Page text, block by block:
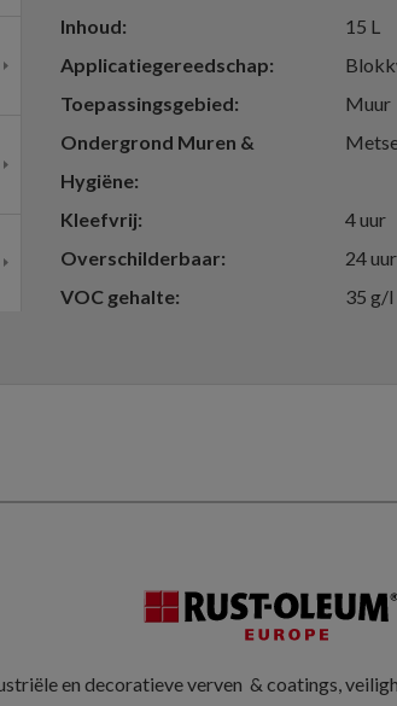
Inhoud
15 L
Applicatiegereedschap
Toepassingsgebied
Muur
Ondergrond Muren &
Hygiëne
Kleefvrij
4 uur
Overschilderbaar
24 uur
VOC gehalte
35 g/l
en decoratieve verven & coatings,